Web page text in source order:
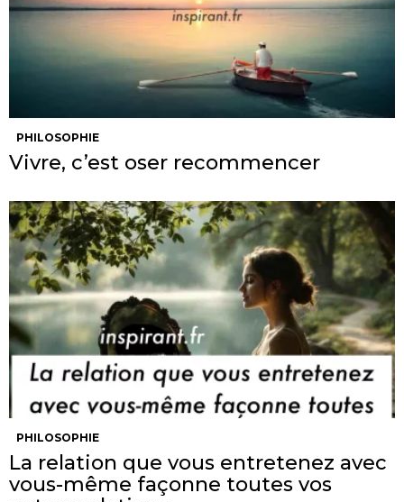
PHILOSOPHIE
Vivre, c’est oser recommencer
PHILOSOPHIE
La relation que vous entretenez avec
vous-même façonne toutes vos